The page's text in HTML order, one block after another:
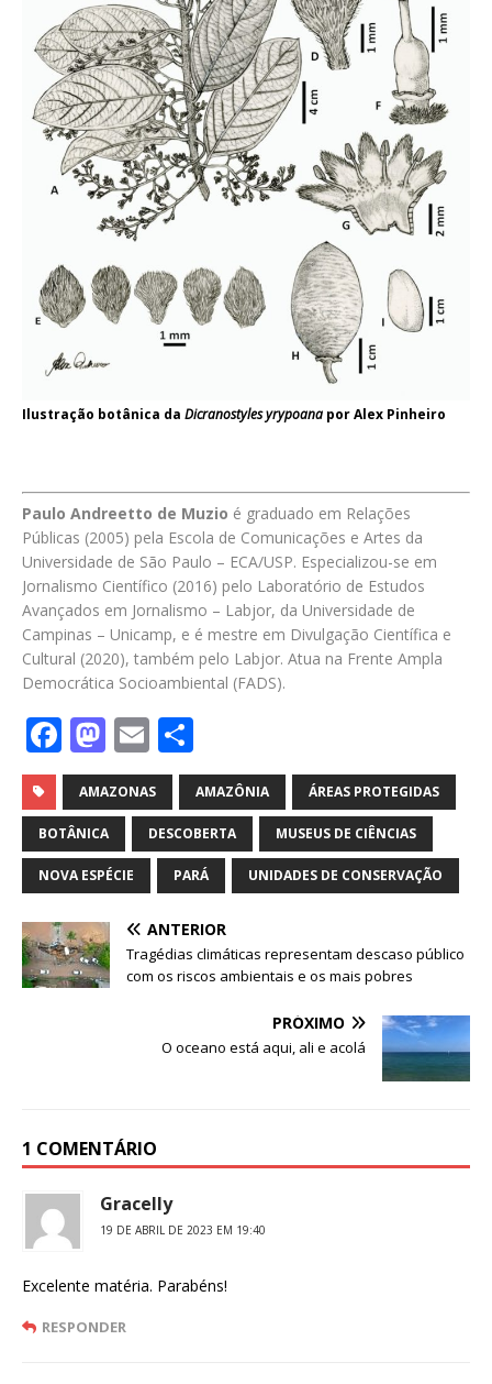
Ilustração botânica da Dicranostyles yrypoana por Alex Pinheiro
Paulo Andreetto de Muzio é graduado em Relações
Públicas (2005) pela Escola de Comunicações e Artes da
Universidade de São Paulo – ECA/USP. Especializou-se em
Jornalismo Científico (2016) pelo Laboratório de Estudos
Avançados em Jornalismo – Labjor, da Universidade de
Campinas – Unicamp, e é mestre em Divulgação Científica e
Cultural (2020), também pelo Labjor. Atua na Frente Ampla
Democrática Socioambiental (FADS).
F
a
c
e
b
o
o
k
M
a
st
o
d
o
n
E
m
ai
l
h
ar
e
AMAZONAS AMAZÔNIA ÁREAS PROTEGIDAS
BOTÂNICA DESCOBERTA MUSEUS DE CIÊNCIAS
NOVA ESPÉCIE PARÁ UNIDADES DE CONSERVAÇÃO
ANTERIOR
Tragédias climáticas representam descaso público
com os riscos ambientais e os mais pobres
PRÓXIMO
O oceano está aqui, ali e acolá
1 COMENTÁRIO
Gracelly
19 DE ABRIL DE 2023 EM 19:40
Excelente matéria. Parabéns!
RESPONDER